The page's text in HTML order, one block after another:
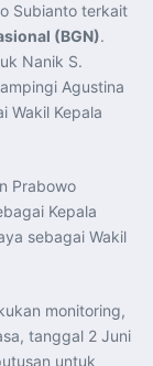
Subianto terkait
(BGN).
Nanik S.
Agustina
Wakil Kepala
Prabowo
Kepala
sebagai Wakil
monitoring,
tanggal 2 Juni
untuk